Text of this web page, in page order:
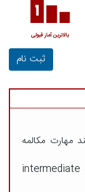
بالاترین آمار قبولی
ثبت نام
مهارت مکالمه
حداقل سطح زبان برای شرکت در این دوره intermediate